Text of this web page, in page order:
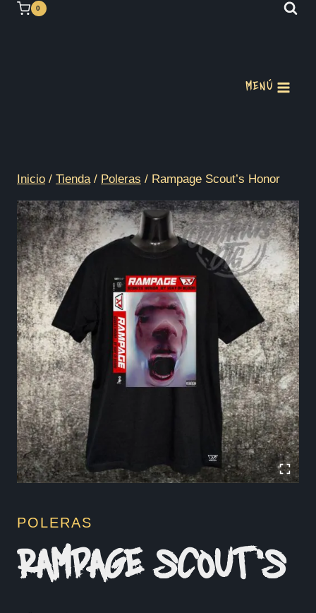
Saltar 0
MENÚ
Inicio / Tienda / Poleras / Rampage Scout’s Honor
POLERAS
RAMPAGE SCOUT’S